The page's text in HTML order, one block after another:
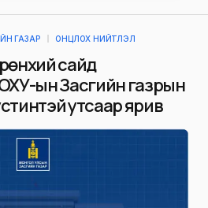
ГАЗАР ОНЦЛОХ НИЙТЛЭЛ
сайд
ын Засгийн газрын
утсаар ярив